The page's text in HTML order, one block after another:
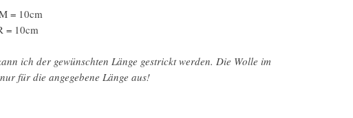
= 10cm
= 10cm
ich der gewünschten Länge gestrickt werden. Die Wolle im
für die angegebene Länge aus!